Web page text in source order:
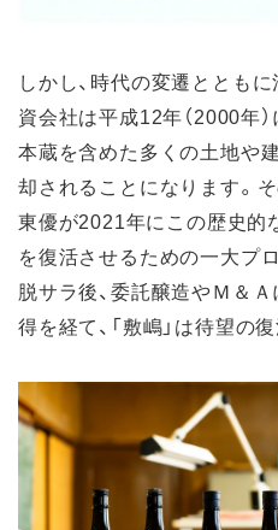
しかし、時代の変遷ととも
資会社は平成12年（2000年
本蔵を含めた多くの土地や
却されることになります。
東優が2021年にこの歴史的
を復活させるための一大プ
脱サラ後、委託醸造やＭ＆
得を経て、「敷嶋」は待望の